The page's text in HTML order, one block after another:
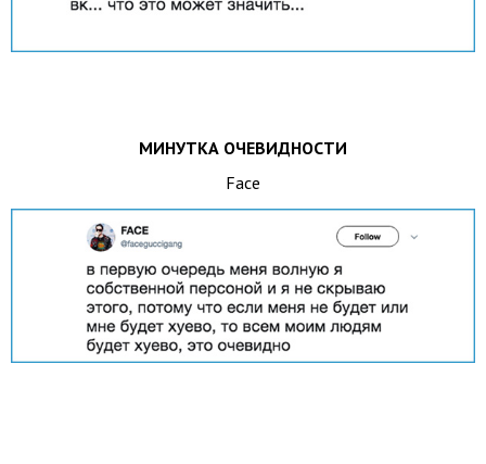
МИНУТКА ОЧЕВИДНОСТИ
Face